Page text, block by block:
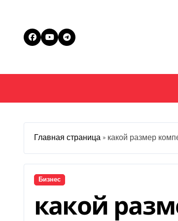
Главная страница » какой размер
Бизнес
какой